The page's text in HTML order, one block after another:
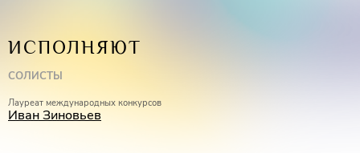
ИСПОЛНЯЮТ
СОЛИСТЫ
Лауреат международных конкурсов
Иван Зиновьев